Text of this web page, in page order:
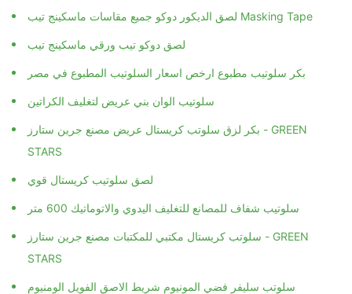
لصق الديكور دوكو جميع مقاسات ماسكينج تيب Masking Tape
لصق دوكو تيب ورقي ماسكينج تيب
بكر سلوتيب مطبوع ارخص اسعار السلوتيب المطبوع في مصر
سلوتيب الوان بني عريض لتغليف الكراتين
بكر لزق سلوتب كريستال عريض مصنع جرين ستارز - GREEN
STARS
لصق سلوتيب كريستال قوي
سلوتيب شفاف للمصانع للتغليف اليدوي والاتوماتيك 600 متر
سلوتب كريستال مكتبي للمكتبات مصنع جرين ستارز - GREEN
STARS
سلوتب سليفر فضي المونيوم شريط الاصق الفويل الومنيوم